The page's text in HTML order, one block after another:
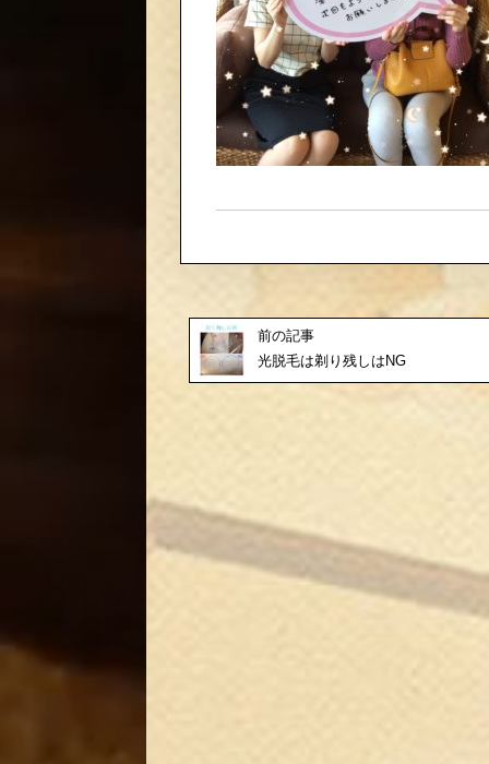
前の記事
光脱毛は剃り残しはNG